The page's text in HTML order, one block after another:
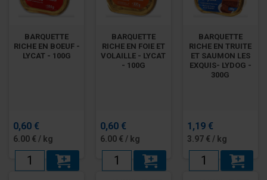
BARQUETTE
RICHE EN BOEUF -
LYCAT - 100G
0,60 €
6.00 € / kg
BARQUETTE
RICHE EN FOIE ET
VOLAILLE - LYCAT
- 100G
0,60 €
6.00 € / kg
BARQUETTE
RICHE EN TRUITE
ET SAUMON LES
EXQUIS- LYDOG -
300G
1,19 €
3.97 € / kg